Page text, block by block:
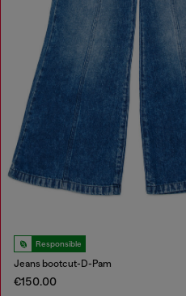
Responsible
Jeans bootcut-D-Pam
€150.00